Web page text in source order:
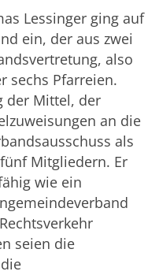
Lessinger ging auf
ein, der aus zwei
also
sechs Pfarreien.
der Mittel, der
an die
als
Mitgliedern. Er
wie ein
seien die